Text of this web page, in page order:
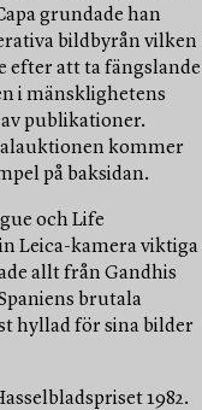
grundade han
bildbyrån vilken
efter att ta fängslande
i mänsklighetens
publikationer.
kommer
på baksidan.
och Life
Leica-kamera viktiga
allt från Gandhis
brutala
hyllad för sina bilder
1982.